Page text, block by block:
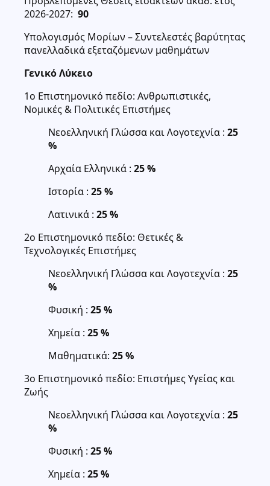
2026-2027: 90
Υπολογισμός Μορίων – Συντελεστές βαρύτητας
πανελλαδικά εξεταζόμενων μαθημάτων
Γενικό Λύκειο
1ο Επιστημονικό πεδίο: Ανθρωπιστικές,
Νομικές & Πολιτικές Επιστήμες
Νεοελληνική Γλώσσα και Λογοτεχνία : 25
%
Αρχαία Ελληνικά : 25 %
Ιστορία : 25 %
Λατινικά : 25 %
2ο Επιστημονικό πεδίο: Θετικές &
Τεχνολογικές Επιστήμες
Νεοελληνική Γλώσσα και Λογοτεχνία : 25
%
Φυσική : 25 %
Χημεία : 25 %
Μαθηματικά: 25 %
3ο Επιστημονικό πεδίο: Επιστήμες Υγείας και
Ζωής
Νεοελληνική Γλώσσα και Λογοτεχνία : 25
%
Φυσική : 25 %
Χημεία : 25 %